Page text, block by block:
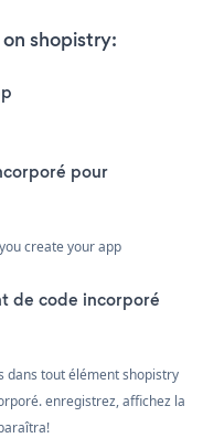
shopistry:
pour
create your app
de code incorporé
dans tout élément shopistry
enregistrez, affichez la